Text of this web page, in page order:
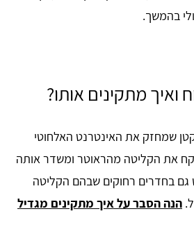
בהמשך.
ואיך מתקינים אותו?
שמחזק את האינטרנט האלחוטי
את הקליטה מהראוטר ומשדר אותה
גם בחדרים רחוקים שבהם הקליטה
הנה הסבר על איך מתקינים מגדיל